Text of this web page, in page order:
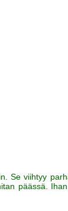
Se viihtyy
päässä.